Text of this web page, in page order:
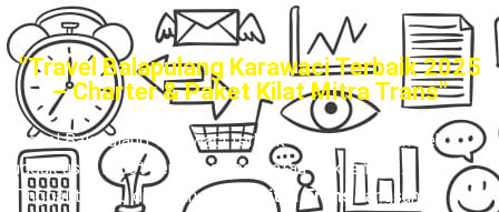
"Travel Balapulang Karawaci Terbaik 2025
– Charter & Paket Kilat Mitra Trans"
Travel Balapulang-Karawaci terbaik– 🚪✨ Bayangin deh,
nggak usah repot-repot cari pool atau titik jemput.
Tinggal tunggu di rumah, driver
Mitra Trans langsung